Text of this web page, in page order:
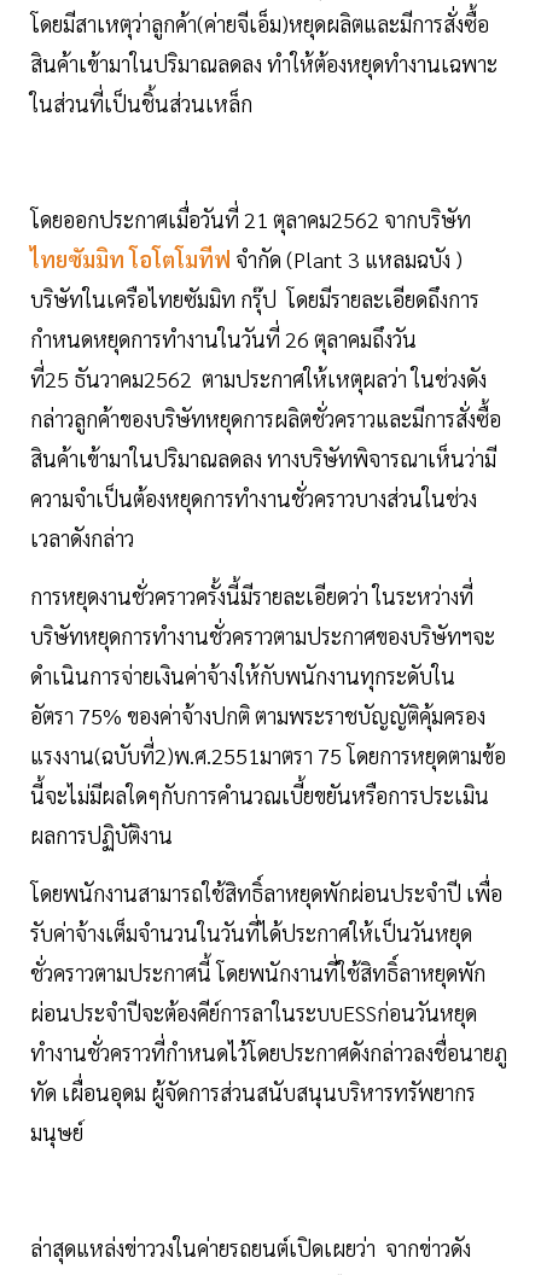
โดยมีสาเหตุว่าลูกค้า(ค่ายจีเอ็ม)หยุดผลิตและมีการสั่งซื้อ
สินค้าเข้ามาในปริมาณลดลง ทำให้ต้องหยุดทำงานเฉพาะ
ในส่วนที่เป็นชิ้นส่วนเหล็ก
โดยออกประกาศเมื่อวันที่ 21 ตุลาคม2562 จากบริษัท
ไทยซัมมิท โอโตโมทีฟ จำกัด (Plant 3 แหลมฉบัง )
บริษัทในเครือไทยซัมมิท กรุ๊ป โดยมีรายละเอียดถึงการ
กำหนดหยุดการทำงานในวันที่ 26 ตุลาคมถึงวัน
ที่25 ธันวาคม2562 ตามประกาศให้เหตุผลว่า ในช่วงดัง
กล่าวลูกค้าของบริษัทหยุดการผลิตชั่วคราวและมีการสั่งซื้อ
สินค้าเข้ามาในปริมาณลดลง ทางบริษัทพิจารณาเห็นว่ามี
ความจำเป็นต้องหยุดการทำงานชั่วคราวบางส่วนในช่วง
เวลาดังกล่าว
การหยุดงานชั่วคราวครั้งนี้มีรายละเอียดว่า ในระหว่างที่
บริษัทหยุดการทำงานชั่วคราวตามประกาศของบริษัทฯจะ
ดำเนินการจ่ายเงินค่าจ้างให้กับพนักงานทุกระดับใน
อัตรา 75% ของค่าจ้างปกติ ตามพระราชบัญญัติคุ้มครอง
แรงงาน(ฉบับที่2)พ.ศ.2551มาตรา 75 โดยการหยุดตามข้อ
นี้จะไม่มีผลใดๆกับการคำนวณเบี้ยขยันหรือการประเมิน
ผลการปฏิบัติงาน
โดยพนักงานสามารถใช้สิทธิ์ลาหยุดพักผ่อนประจำปี เพื่อ
รับค่าจ้างเต็มจำนวนในวันที่ได้ประกาศให้เป็นวันหยุด
ชั่วคราวตามประกาศนี้ โดยพนักงานที่ใช้สิทธิ์ลาหยุดพัก
ผ่อนประจำปีจะต้องคีย์การลาในระบบESSก่อนวันหยุด
ทำงานชั่วคราวที่กำหนดไว้โดยประกาศดังกล่าวลงชื่อนายภู
ทัด เผื่อนอุดม ผู้จัดการส่วนสนับสนุนบริหารทรัพยากร
มนุษย์
ล่าสุดแหล่งข่าววงในค่ายรถยนต์เปิดเผยว่า จากข่าวดัง